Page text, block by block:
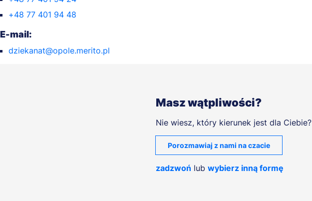
+48 77 401 94 48
E-mail:
dziekanat@opole.merito.pl
Masz wątpliwości?
Nie wiesz, który kierunek jest dla Ciebie?
Porozmawiaj z nami na czacie
zadzwoń lub wybierz inną formę